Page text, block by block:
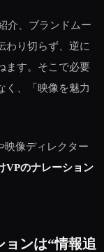
介、ブランドムー
わり切らず、逆に
ます。そこで必要
く、「映像を魅力
映像ディレクター
VPのナレーション
ョンは“情報追